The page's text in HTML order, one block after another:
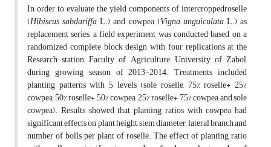
In order to evaluate the yield components of intercroppedroselle
(HibiscussabdariffaL.) and cowpea (VignaunguiculataL.) as
replacement series, a field experiment was conducted based on a
randomized complete block design with four replications at the
Research station, Faculty of Agriculture, University of Zabol,
during growing season of 2013-2014. Treatments included
planting patterns with 5 levels (sole roselle, 75% roselle+ 25%
cowpea, 50% roselle+ 50% cowpea, 25% roselle+ 75% cowpea and sole
cowpea). Results showed that planting ratios with cowpea had
significant effects on plant height, stem diameter, lateral branch and
number of bolls per plant of roselle. The effect of planting ratio